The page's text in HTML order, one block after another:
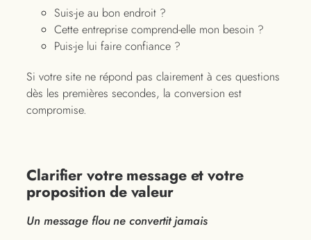
Suis-je au bon endroit ?
Cette entreprise comprend-elle mon besoin ?
Puis-je lui faire confiance ?
Si votre site ne répond pas clairement à ces questions
dès les premières secondes, la conversion est
compromise.
Clarifier votre message et votre
proposition de valeur
Un message flou ne convertit jamais